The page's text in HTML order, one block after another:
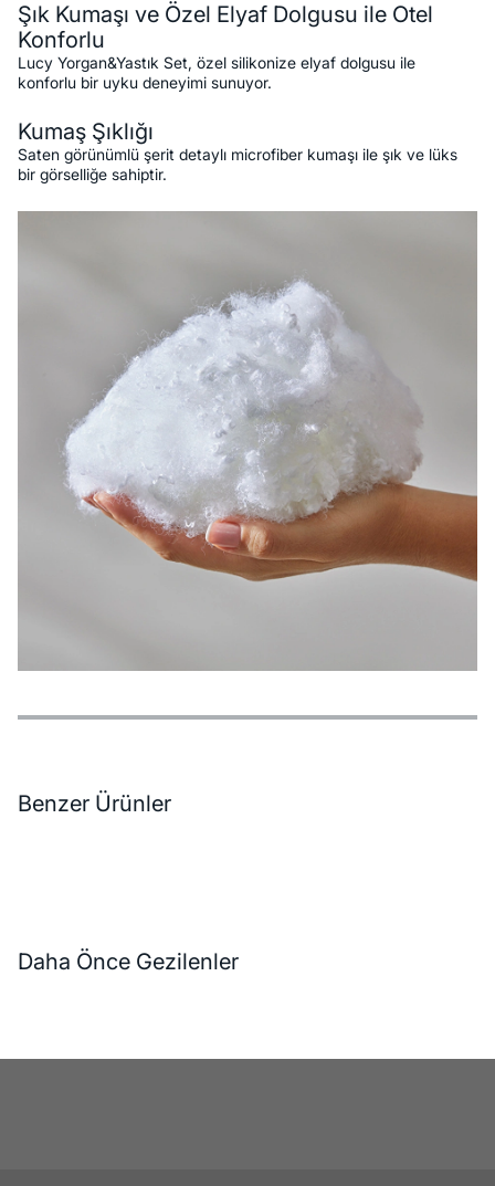
Şık Kumaşı ve Özel Elyaf Dolgusu ile Otel
Konforlu
Lucy Yorgan&Yastık Set, özel silikonize elyaf dolgusu ile
konforlu bir uyku deneyimi sunuyor.
Kumaş Şıklığı
Saten görünümlü şerit detaylı microfiber kumaşı ile şık ve lüks
bir görselliğe sahiptir.
Özellikler
Ödeme Seçenekleri
Teslimat ve İade Koşulları
Benzer Ürünler
Daha Önce Gezilenler